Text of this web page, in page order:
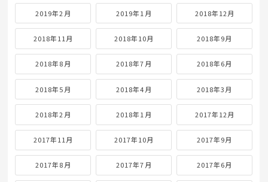
2019年2月 2019年1月 2018年12月
2018年11月 2018年10月 2018年9月
2018年8月 2018年7月 2018年6月
2018年5月 2018年4月 2018年3月
2018年2月 2018年1月 2017年12月
2017年11月 2017年10月 2017年9月
2017年8月 2017年7月 2017年6月